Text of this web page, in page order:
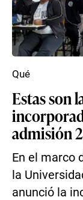
Estas son
admisión
En el marco
la
anunció la
Qué